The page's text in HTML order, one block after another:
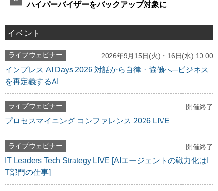
ハイパーバイザーをバックアップ対象に
イベント
ライブウェビナー 2026年9月15日(火)・16日(水) 10:00
インプレス AI Days 2026 対話から自律・協働へ─ビジネス
を再定義するAI
ライブウェビナー 開催終了
プロセスマイニング コンファレンス 2026 LIVE
ライブウェビナー 開催終了
IT Leaders Tech Strategy LIVE [AIエージェントの戦力化はI
T部門の仕事]